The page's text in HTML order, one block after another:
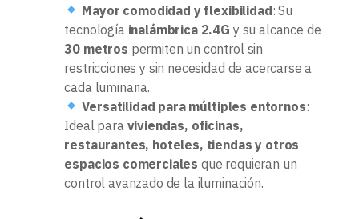
Mayor comodidad y flexibilidad: Su
tecnología inalámbrica 2.4G y su alcance de
30 metros permiten un control sin
restricciones y sin necesidad de acercarse a
cada luminaria.
Versatilidad para múltiples entornos:
Ideal para viviendas, oficinas,
restaurantes, hoteles, tiendas y otros
espacios comerciales que requieran un
control avanzado de la iluminación.